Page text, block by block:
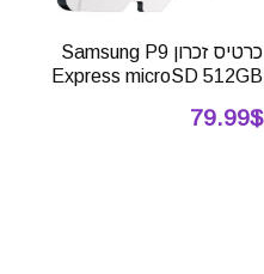
כרטיס זכרון Samsung P9
Express microSD 512GB
79.99$